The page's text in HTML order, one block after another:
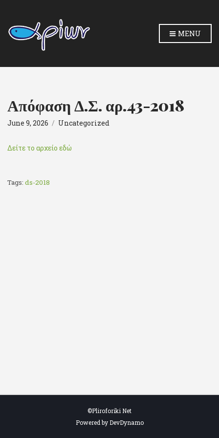
MENU
Απόφαση Δ.Σ. αρ.43-2018
June 9, 2026 Uncategorized
Δείτε το αρχείο εδώ
Tags: ds-2018
©Pliroforiki Net
Powered by DevDynamo